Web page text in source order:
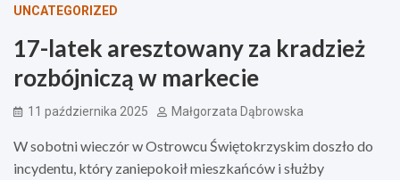
UNCATEGORIZED
17-latek aresztowany za kradzież
rozbójniczą w markecie
11 października 2025 Małgorzata Dąbrowska
W sobotni wieczór w Ostrowcu Świętokrzyskim doszło do
incydentu, który zaniepokoił mieszkańców i służby